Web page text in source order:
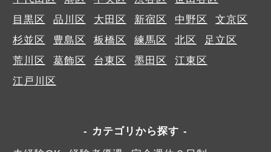
目黒区
品川区 大田区 新宿区 中野区
文京区
杉並区
豊島区 板橋区 練馬区 北区
足立区
荒川区
葛飾区 台東区 墨田区
江東区
江戸川区
カテゴリから探す